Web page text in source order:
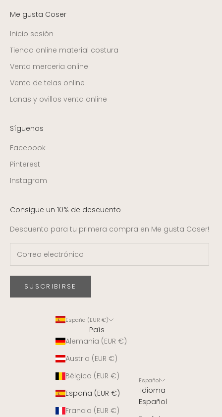
Me gusta Coser
Inicio sesión
Tienda online material costura
Venta merceria online
Venta de telas online
Lanas y ovillos venta online
Síguenos
Facebook
Pinterest
Instagram
Consigue un 10% de descuento
Descuento para tu primera compra en Me gusta Coser!
SUSCRIBIRSE
España (EUR €)
País
Alemania (EUR €)
Austria (EUR €)
Bélgica (EUR €)
España (EUR €)
Francia (EUR €)
Español
Idioma
Español